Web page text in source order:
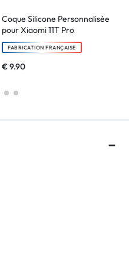
Coque Silicone Personnalisée
pour Xiaomi 11T Pro
FABRICATION FRANÇAISE
€9.90